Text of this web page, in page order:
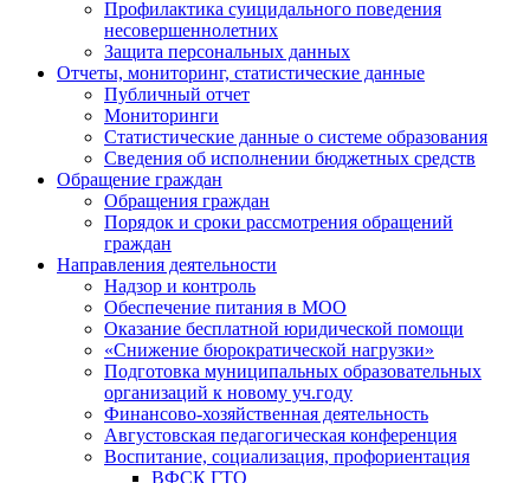
Профилактика суицидального поведения
несовершеннолетних
Защита персональных данных
Отчеты, мониторинг, статистические данные
Публичный отчет
Мониторинги
Статистические данные о системе образования
Сведения об исполнении бюджетных средств
Обращение граждан
Обращения граждан
Порядок и сроки рассмотрения обращений
граждан
Направления деятельности
Надзор и контроль
Обеспечение питания в МОО
Оказание бесплатной юридической помощи
«Снижение бюрократической нагрузки»
Подготовка муниципальных образовательных
организаций к новому уч.году
Финансово-хозяйственная деятельность
Августовская педагогическая конференция
Воспитание, социализация, профориентация
ВФСК ГТО